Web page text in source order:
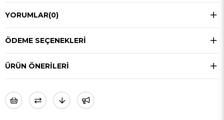
YORUMLAR(0)
ÖDEME SEÇENEKLERI
ÜRÜN ÖNERILERI